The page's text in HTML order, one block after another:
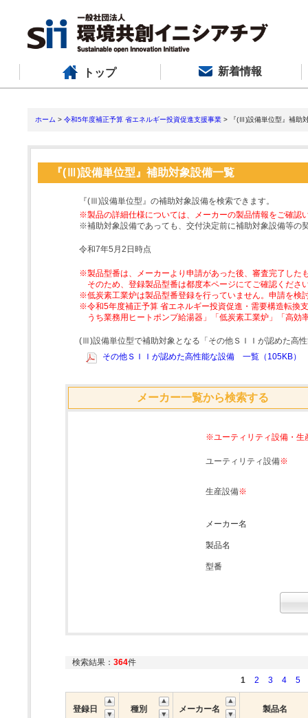
トップ 新着情報
ホーム > 令和5年度補正予算 省エネルギー投資促進支援事業 > 『(Ⅲ)設備単位型』補助
『(Ⅲ)設備単位型』補助対象設備一覧
『(Ⅲ)設備単位型』の補助対象設備を検索できます。
※製品の詳細仕様については、メーカーの製品情報をご確認
※補助対象設備であっても、交付決定前に補助対象設備等の
令和7年5月2日時点
※製品型番は、メーカーより申請があった後、審査完了した
そのため、登録製品型番は都度本ページにてご確認くださ
※低炭素工業炉は製品型番登録を行っていません。申請を検
※令和5年度補正予算 省エネルギー投資促進・需要構造転換
うち業務用ヒートポンプ給湯器」「低炭素工業炉」「高
(Ⅲ)設備単位型で補助対象となる「その他ＳＩＩが認めた高
その他ＳＩＩが認めた高性能な設備 一覧（105KB）
メーカー一覧から検索する
※ユーティリティ設備・生
ユーティリティ設備※
生産設備※
メーカー名
製品名
型番
検索結果： 364件
1
2 3 4 5
登録日 種別 メーカー名 製品名